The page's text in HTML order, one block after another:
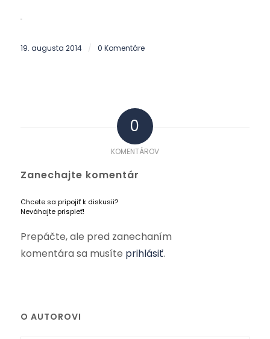
19. augusta 2014 / 0 Komentáre
0
KOMENTÁROV
Zanechajte komentár
Chcete sa pripojiť k diskusii?
Neváhajte prispieť!
Prepáčte, ale pred zanechaním
komentára sa musíte prihlásiť.
O AUTOROVI